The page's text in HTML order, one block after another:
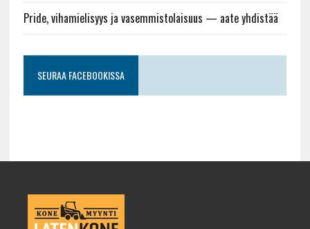
Pride, vihamielisyys ja vasemmistolaisuus — aate yhdistää
SEURAA FACEBOOKISSA